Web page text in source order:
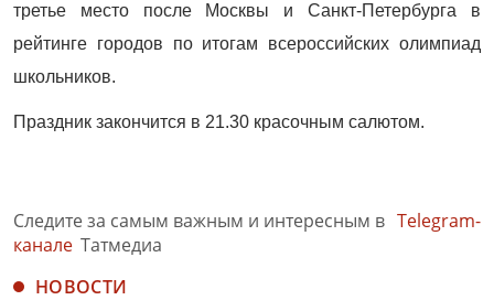
третье место после Москвы и Санкт-Петербурга в
рейтинге городов по итогам всероссийских олимпиад
школьников.
Праздник закончится в 21.30 красочным салютом.
Следите за самым важным и интересным в Telegram-
канале Татмедиа
НОВОСТИ